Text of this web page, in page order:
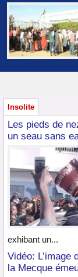
Insolite
Les pieds de
un seau sans
exhibant un...
Vidéo: L’image
la Mecque